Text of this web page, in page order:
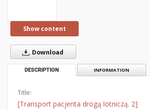
Show content
Download
DESCRIPTION INFORMATION
Title:
[Transport pacjenta drogą lotniczą. 2]